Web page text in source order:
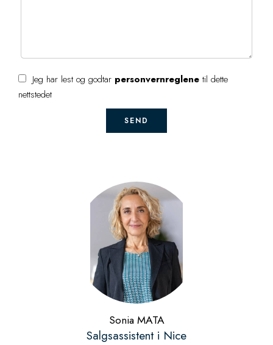
Jeg har lest og godtar personvernreglene til dette
nettstedet
SEND
Sonia MATA
Salgsassistent i Nice